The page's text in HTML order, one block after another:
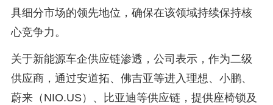
具细分市场的领先地位，确保在该领域持续保持核
心竞争力。
关于新能源车企供应链渗透，公司表示，作为二级
供应商，通过安道拓、佛吉亚等进入理想、小鹏、
蔚来（NIO.US）、比亚迪等供应链，提供座椅锁及